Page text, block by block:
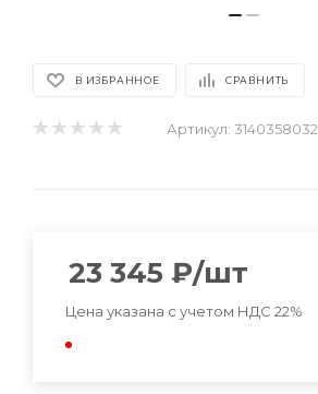
В ИЗБРАННОЕ СРАВНИТЬ
Артикул: 3140358032
23 345 ₽/шт
Цена указана с учетом НДС 22%